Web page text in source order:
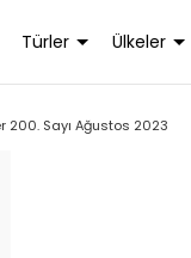
Türler Ülkeler
200. Sayı Ağustos 2023